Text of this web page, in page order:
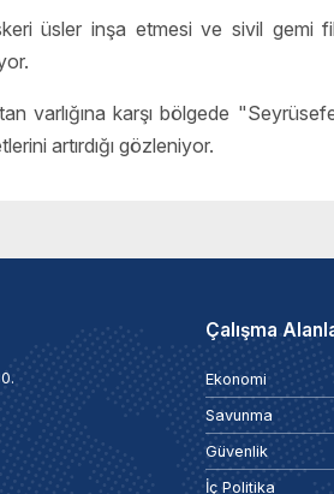
üsler inşa etmesi ve sivil gemi
varlığına karşı bölgede
artırdığı gözleniyor.
Çalışma
Ekonomi
Savunma
Güvenlik
İç Politika